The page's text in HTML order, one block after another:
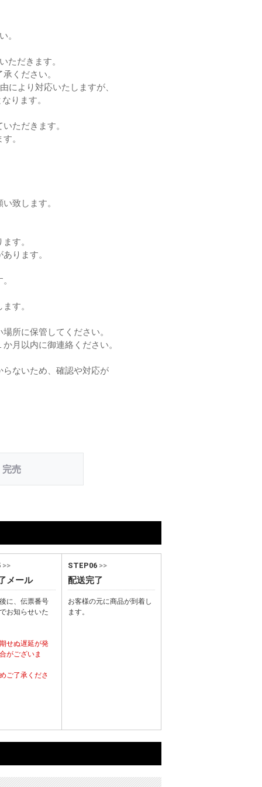
。
ただきます。
ください。
により対応いたしますが、
ります。
ただきます。
。
致します。
す。
ります。
す。
所に保管してください。
月以内に御連絡ください。
ないため、確認や対応が
完売
>>
メール
に、伝票番号
お知らせいた
せぬ遅延が発
がございま
ご了承くださ
STEP06 >>
配送完了
お客様の元に商品が到着し
ます。